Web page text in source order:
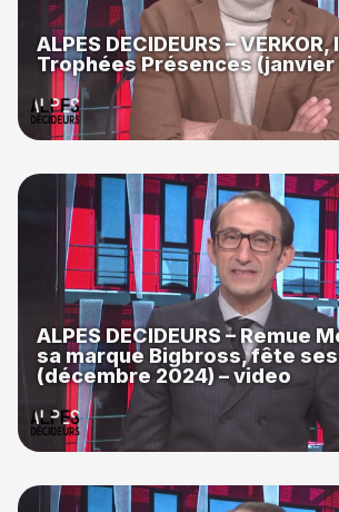
ALPES DECIDEURS –
Trophées Présences (janvier
ALPES DECIDEURS – Remue
sa marque Bigbross, fête
(décembre 2024) – video